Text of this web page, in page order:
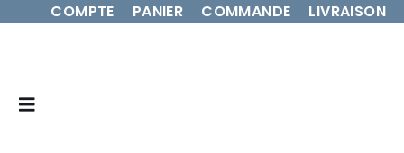
COMPTE PANIER COMMANDE LIVRAISON